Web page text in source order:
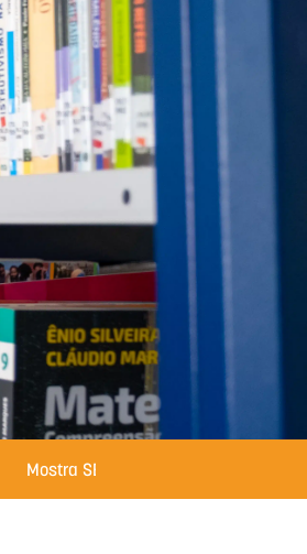
Mostra SESI com Ciência